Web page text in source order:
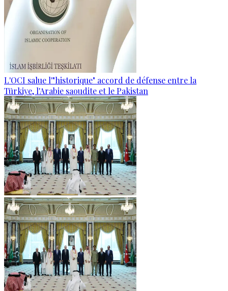
L'OCI salue l'"historique" accord de défense entre la
Türkiye, l'Arabie saoudite et le Pakistan